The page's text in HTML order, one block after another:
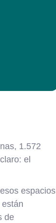
1.572
el
espacios
de